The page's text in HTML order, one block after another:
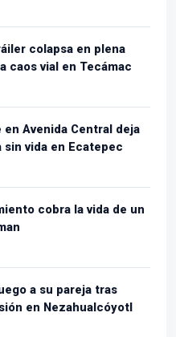
colapsa en plena
caos vial en Tecámac
en Avenida Central deja
vida en Ecatepec
cobra la vida de un
a su pareja tras
en Nezahualcóyotl